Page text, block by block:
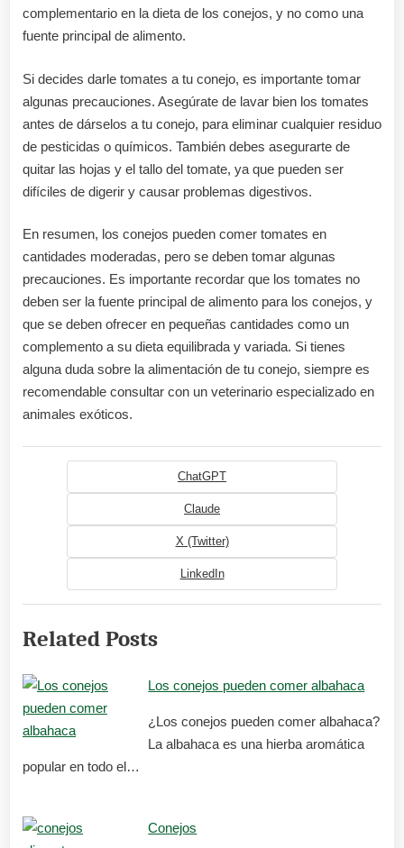
complementario en la dieta de los conejos, y no como una
fuente principal de alimento.
Si decides darle tomates a tu conejo, es importante tomar
algunas precauciones. Asegúrate de lavar bien los tomates
antes de dárselos a tu conejo, para eliminar cualquier residuo
de pesticidas o químicos. También debes asegurarte de
quitar las hojas y el tallo del tomate, ya que pueden ser
difíciles de digerir y causar problemas digestivos.
En resumen, los conejos pueden comer tomates en
cantidades moderadas, pero se deben tomar algunas
precauciones. Es importante recordar que los tomates no
deben ser la fuente principal de alimento para los conejos, y
que se deben ofrecer en pequeñas cantidades como un
complemento a su dieta equilibrada y variada. Si tienes
alguna duda sobre la alimentación de tu conejo, siempre es
recomendable consultar con un veterinario especializado en
animales exóticos.
ChatGPT
Claude
X (Twitter)
LinkedIn
Related Posts
Los conejos pueden comer albahaca
¿Los conejos pueden comer albahaca?
La albahaca es una hierba aromática
popular en todo el…
Conejos